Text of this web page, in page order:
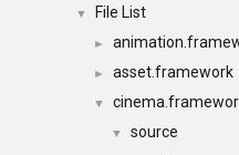
▼ File List
►
► asset.framework
▼
▼ source